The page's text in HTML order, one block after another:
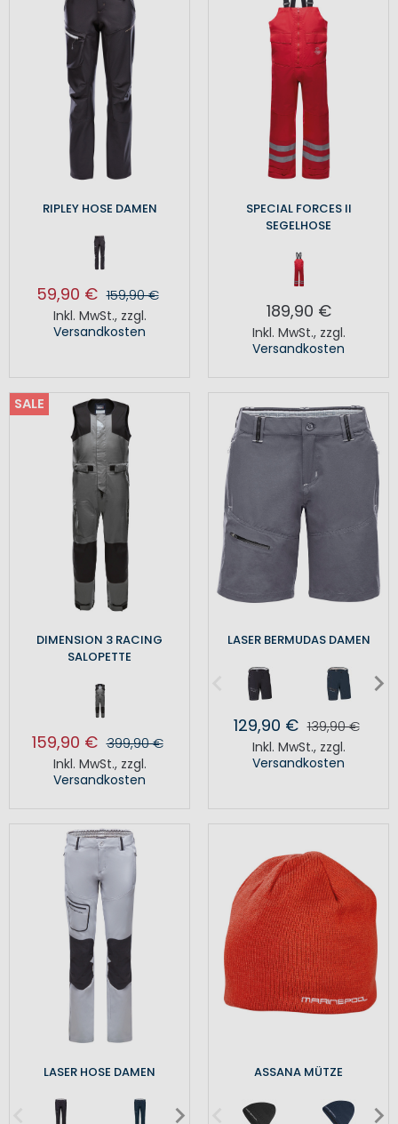
RIPLEY HOSE DAMEN
59,90 € 159,90 €
Inkl. MwSt., zzgl.
Versandkosten
SPECIAL FORCES II
SEGELHOSE
189,90 €
Inkl. MwSt., zzgl.
Versandkosten
SALE
DIMENSION 3 RACING
SALOPETTE
159,90 € 399,90 €
Inkl. MwSt., zzgl.
Versandkosten
LASER BERMUDAS DAMEN
129,90 € 139,90 €
Inkl. MwSt., zzgl.
Versandkosten
LASER HOSE DAMEN ASSANA MÜTZE